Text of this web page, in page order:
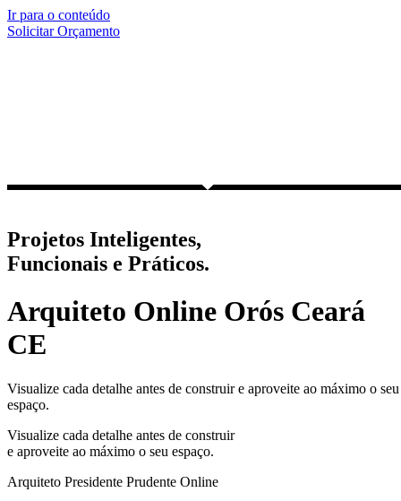
Ir para o conteúdo
Solicitar Orçamento
Projetos Inteligentes,
Funcionais e Práticos.
Arquiteto Online Orós Ceará
CE
Visualize cada detalhe antes de construir e aproveite ao máximo o seu
espaço.
Visualize cada detalhe antes de construir
e aproveite ao máximo o seu espaço.
Arquiteto Presidente Prudente Online